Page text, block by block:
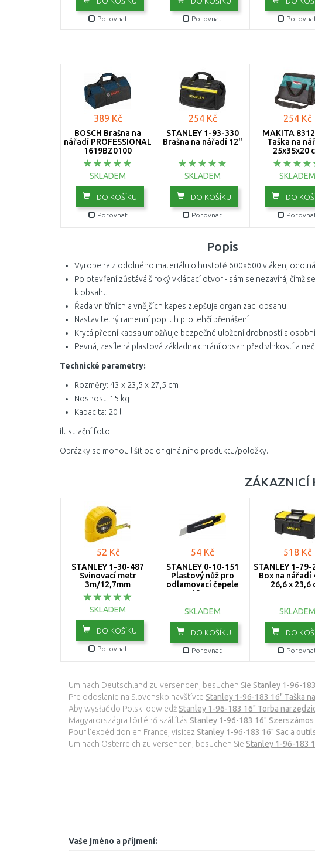
Porovnat Porovnat
389 Kč
BOSCH Brašna na
nářadí PROFESSIONAL
1619BZ0100
SKLADEM
DO KOŠÍKU
Porovnat
254 Kč
STANLEY 1-93-330
Brašna na nářadí 12"
SKLADEM
DO KOŠÍKU
Porovnat
254 Kč
MAKITA
Taška na
25x35x20
SKLADEM
DO
Popis
Vyrobena z odolného materiálu o hustotě 600x600 vláken,
Po otevření zůstává široký vkládací otvor - sám se nezavírá, čímž
k obsahu
Řada vnitřních a vnějších kapes zlepšuje organizaci obsahu
Nastavitelný ramenní popruh pro lehčí přenášení
Krytá přední kapsa umožňuje bezpečné uložení drobností a
Pevná, zesílená plastová základna chrání obsah před vlhkostí a
Technické parametry:
Rozměry: 43 x 23,5 x 27,5 cm
Nosnost: 15 kg
Kapacita: 20 l
ilustrační foto
Obrázky se mohou lišit od originálního produktu/položky.
ZÁKAZNICÍ
52 Kč
STANLEY 1-30-487
Svinovací metr
3m/12,7mm
SKLADEM
DO KOŠÍKU
Porovnat
54 Kč
STANLEY 0-10-151
Plastový nůž pro
odlamovací čepele
18mm
SKLADEM
DO KOŠÍKU
Porovnat
518 Kč
STANLEY 1-79-
Box na nářadí
26,6 x 23,6
SKLADEM
DO
Um nach Deutschland zu versenden, besuchen Sie Stanley 1-96-
Pre odoslanie na Slovensko navštívte Stanley 1-96-183 16" Taška
Aby wysłać do Polski odwiedź Stanley 1-96-183 16" Torba
Magyarországra történő szállítás Stanley 1-96-183 16" Szerszámos
Pour l’expédition en France, visitez Stanley 1-96-183 16" Sac a
Um nach Österreich zu versenden, besuchen Sie Stanley 1-96-183
Vaše jméno a příjmení: